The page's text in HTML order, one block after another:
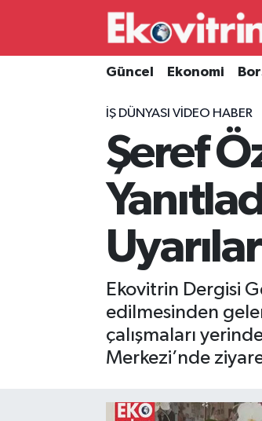
Güncel Ekonomi
İŞ DÜNYASI VIDEO HABER
Şeref
Ekovitrin Dergisi
edilmesinden
çalışmaları
Merkezi’nde
Güncel
Borsa Haberleri
İş Dünyası
Hava Durumu
Süper Lig Puan Durumu ve Fikstür
Tüm Manşetler
Son Dakika Haberleri
Haber Arşivi